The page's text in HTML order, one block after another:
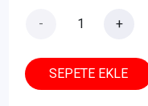
- +
SEPETE EKLE